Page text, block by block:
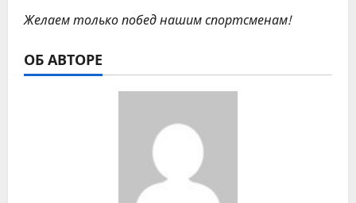
Желаем только побед нашим спортсменам!
ОБ АВТОРЕ